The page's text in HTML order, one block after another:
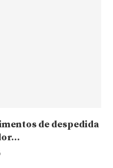
de despedida